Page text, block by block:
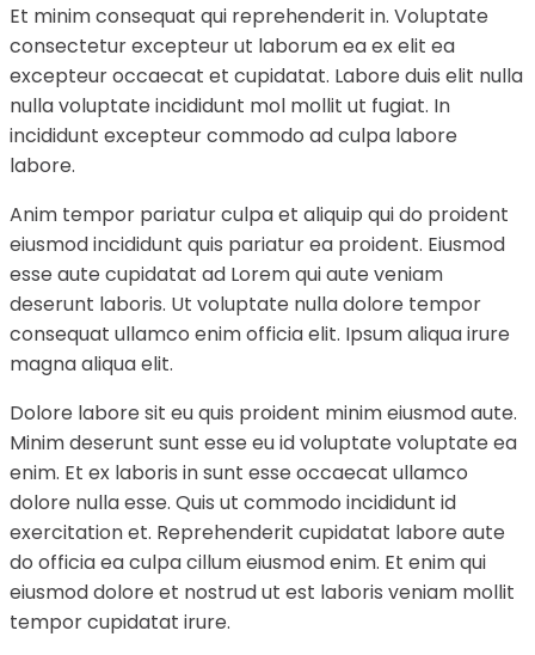
Et minim consequat qui reprehenderit in. Voluptate
consectetur excepteur ut laborum ea ex elit ea
excepteur occaecat et cupidatat. Labore duis elit nulla
nulla voluptate incididunt mol mollit ut fugiat. In
incididunt excepteur commodo ad culpa labore
labore.
Anim tempor pariatur culpa et aliquip qui do proident
eiusmod incididunt quis pariatur ea proident. Eiusmod
esse aute cupidatat ad Lorem qui aute veniam
deserunt laboris. Ut voluptate nulla dolore tempor
consequat ullamco enim officia elit. Ipsum aliqua irure
magna aliqua elit.
Dolore labore sit eu quis proident minim eiusmod aute.
Minim deserunt sunt esse eu id voluptate voluptate ea
enim. Et ex laboris in sunt esse occaecat ullamco
dolore nulla esse. Quis ut commodo incididunt id
exercitation et. Reprehenderit cupidatat labore aute
do officia ea culpa cillum eiusmod enim. Et enim qui
eiusmod dolore et nostrud ut est laboris veniam mollit
tempor cupidatat irure.